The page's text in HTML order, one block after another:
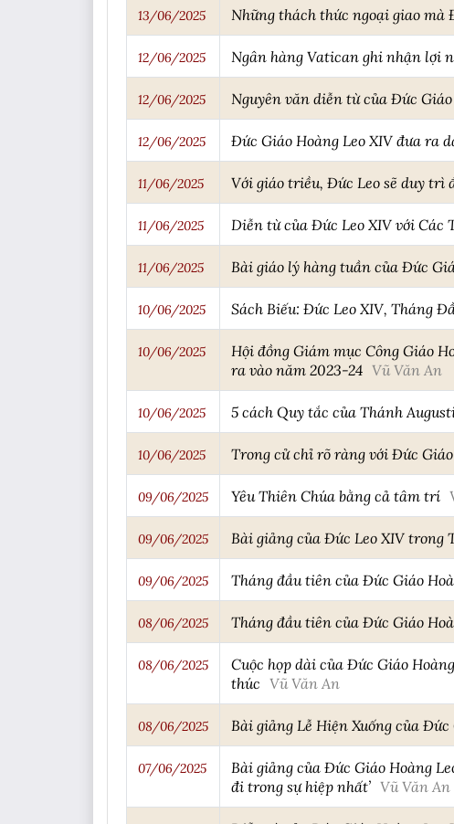
13/06/2025 Những thách thức ngoại giao mà
12/06/2025 Ngân hàng Vatican ghi nhận lợi
12/06/2025 Nguyên văn diễn từ của Đức
12/06/2025 Đức Giáo Hoàng Leo XIV đưa ra
11/06/2025 Với giáo triều, Đức Leo sẽ duy trì
11/06/2025 Diễn từ của Đức Leo XIV với Các
11/06/2025 Bài giáo lý hàng tuần của Đức
10/06/2025 Sách Biếu: Đức Leo XIV, Tháng
10/06/2025
Hội đồng Giám mục Công Giáo
ra vào năm 2023-24 Vũ Văn An
10/06/2025 5 cách Quy tắc của Thánh
10/06/2025 Trong cử chỉ rõ ràng với Đức
09/06/2025 Yêu Thiên Chúa bằng cả tâm trí
09/06/2025 Bài giảng của Đức Leo XIV trong
09/06/2025 Tháng đầu tiên của Đức Giáo
08/06/2025 Tháng đầu tiên của Đức Giáo
08/06/2025
Cuộc họp dài của Đức Giáo
thúc Vũ Văn An
08/06/2025 Bài giảng Lễ Hiện Xuống của
07/06/2025
Bài giảng của Đức Giáo Hoàng
đi trong sự hiệp nhất’ Vũ Văn An